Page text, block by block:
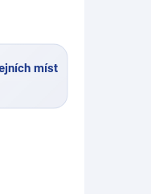
míst